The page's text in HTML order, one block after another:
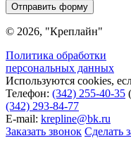
Отправить форму
© 2026, "Креплайн"
Политика обработки
персональных данных
Используются cookies,
Телефон: (342) 255-40-35
(342) 293-84-77
E-mail: krepline@bk.ru
Заказать звонок Сделать